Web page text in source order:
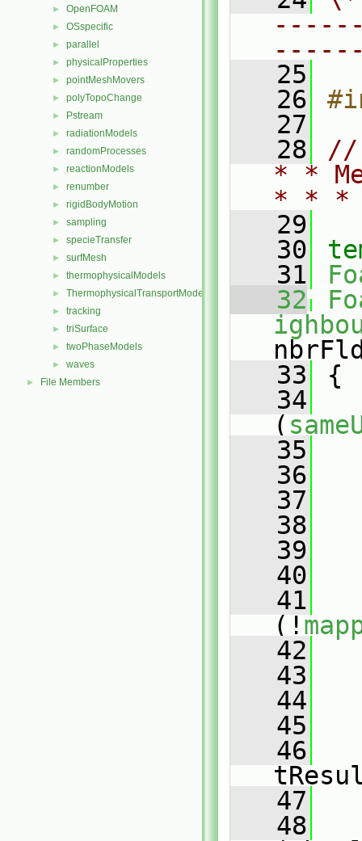
► OpenFOAM
► OSspecific
► parallel
► physicalProperties
► pointMeshMovers
► polyTopoChange
► Pstream
► radiationModels
► randomProcesses
► reactionModels
► renumber
► rigidBodyMotion
► sampling
► specieTransfer
► surfMesh
► thermophysicalModels
► ThermophysicalTransportModels
► tracking
► triSurface
► twoPhaseModels
► waves
► File Members
   25
   26
   27
   28
//
* *
* *
   29
   30
   31
   32
   33
{
   34
(
   35
   36
   37
   38
   39
   40
   41
(!
   42
   43
   44
   45
   46
   47
   48